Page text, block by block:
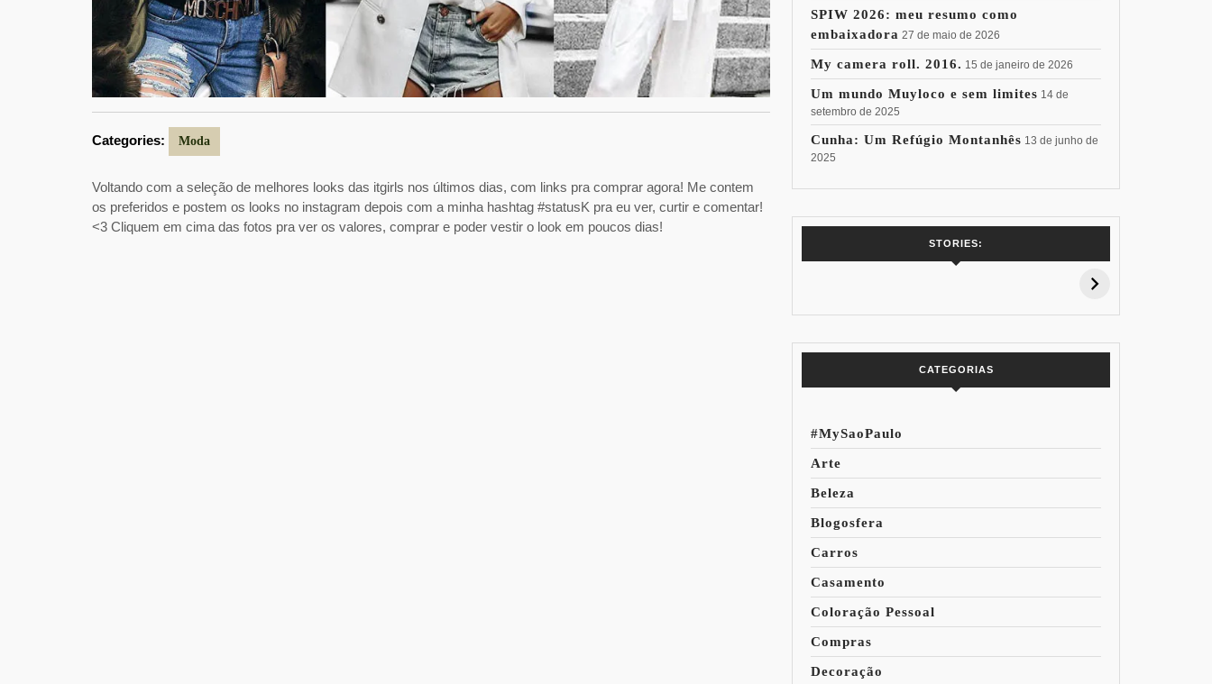
Categories: Moda
Voltando com a seleção de melhores looks das itgirls nos últimos dias, com links pra comprar agora! Me contem
os preferidos e postem os looks no instagram depois com a minha hashtag #statusK pra eu ver, curtir e comentar!
<3 Cliquem em cima das fotos pra ver os valores, comprar e poder vestir o look em poucos dias!
SPIW 2026: meu resumo como
embaixadora 27 de maio de 2026
My camera roll. 2016. 15 de janeiro de 2026
Um mundo Muyloco e sem limites 14 de
setembro de 2025
Cunha: Um Refúgio Montanhês 13 de junho de
2025
STORIES:
7 Vinhos com +
15% de
Pessoal: Os
CATEGORIAS
#MySaoPaulo
Arte
Beleza
Blogosfera
Carros
Casamento
Coloração Pessoal
Compras
Decoração